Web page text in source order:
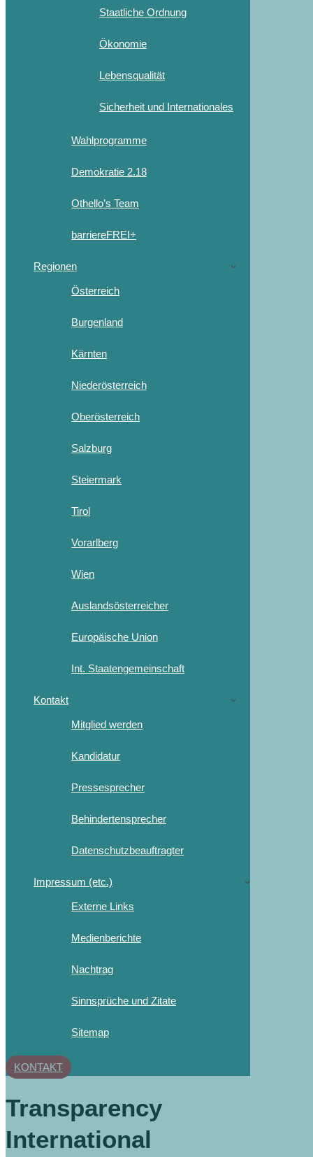
Staatliche Ordnung
Ökonomie
Lebensqualität
Sicherheit und Internationales
Wahlprogramme
Demokratie 2.18
Othello’s Team
barriereFREI+
Regionen
Österreich
Burgenland
Kärnten
Niederösterreich
Oberösterreich
Salzburg
Steiermark
Tirol
Vorarlberg
Wien
Auslandsösterreicher
Europäische Union
Int. Staatengemeinschaft
Kontakt
Mitglied werden
Kandidatur
Pressesprecher
Behindertensprecher
Datenschutzbeauftragter
Impressum (etc.)
Externe Links
Medienberichte
Nachtrag
Sinnsprüche und Zitate
Sitemap
KONTAKT
Transparency
International